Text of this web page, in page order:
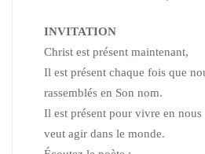
INVITATION
Christ est présent maintenant,
Il est présent chaque fois que
rassemblés en Son nom.
Il est présent pour vivre en nous
veut agir dans le monde.